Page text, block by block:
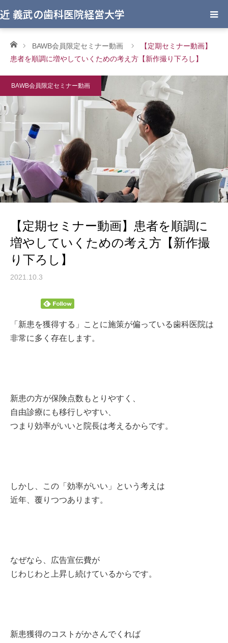
近 義武の歯科医院経営大学
ホームBAWB会員限定セミナー動画
【定期セミナー動画】
患者を順調に増やしていくための考え方【新作撮り下ろし】
BAWB会員限定セミナー動画
【定期セミナー動画】患者を順調に
増やしていくための考え方【新作撮
り下ろし】
2021.10.3
「新患を獲得する」ことに施策が偏っている歯科医院は
非常に多く存在します。
新患の方が保険点数もとりやすく、
自由診療にも移行しやすい、
つまり効率がいいと院長は考えるからです。
しかし、この「効率がいい」という考えは
近年、覆りつつあります。
なぜなら、広告宣伝費が
じわじわと上昇し続けているからです。
新患獲得のコストがかさんでくれば